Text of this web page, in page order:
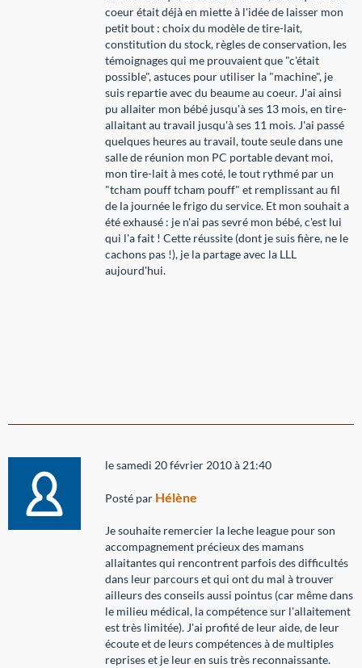
coeur était déjà en miette à l'idée de laisser mon
petit bout : choix du modèle de tire-lait,
constitution du stock, règles de conservation, les
témoignages qui me prouvaient que "c'était
possible", astuces pour utiliser la "machine", je
suis repartie avec du beaume au coeur. J'ai ainsi
pu allaiter mon bébé jusqu'à ses 13 mois, en tire-
allaitant au travail jusqu'à ses 11 mois. J'ai passé
quelques heures au travail, toute seule dans une
salle de réunion mon PC portable devant moi,
mon tire-lait à mes coté, le tout rythmé par un
"tcham pouff tcham pouff" et remplissant au fil
de la journée le frigo du service. Et mon souhait a
été exhausé : je n'ai pas sevré mon bébé, c'est lui
qui l'a fait ! Cette réussite (dont je suis fière, ne le
cachons pas !), je la partage avec la LLL
aujourd'hui.
le samedi 20 février 2010 à 21:40
Posté par Hélène
Je souhaite remercier la leche league pour son
accompagnement précieux des mamans
allaitantes qui rencontrent parfois des difficultés
dans leur parcours et qui ont du mal à trouver
ailleurs des conseils aussi pointus (car même dans
le milieu médical, la compétence sur l'allaitement
est très limitée). J'ai profité de leur aide, de leur
écoute et de leurs compétences à de multiples
reprises et je leur en suis très reconnaissante.